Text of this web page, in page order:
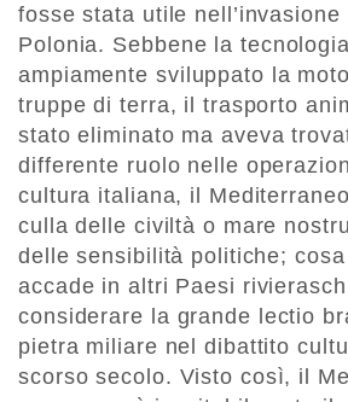
fosse stata utile nell’invasione
Polonia. Sebbene la
ampiamente sviluppato la
truppe di terra, il trasporto
stato eliminato ma aveva
differente ruolo nelle
cultura italiana, il
culla delle civiltà o mare
delle sensibilità politiche;
accade in altri Paesi
considerare la grande lectio
pietra miliare nel dibattito
scorso secolo. Visto così, il